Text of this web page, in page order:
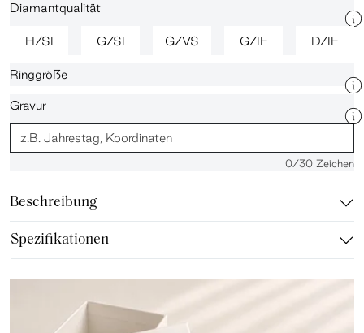
Diamantqualität
H/SI G/SI G/VS G/IF D/IF
Ringgröße
Gravur
0/30 Zeichen
Beschreibung
Spezifikationen